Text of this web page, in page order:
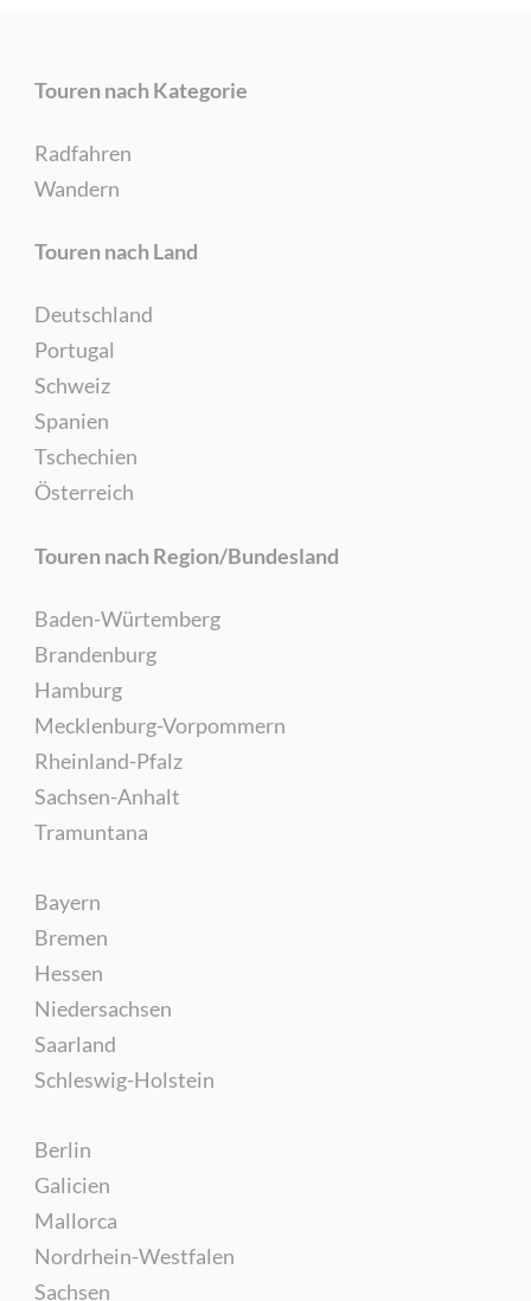
Touren nach Kategorie
Radfahren
Wandern
Touren nach Land
Deutschland
Portugal
Schweiz
Spanien
Tschechien
Österreich
Touren nach Region/Bundesland
Baden-Würtemberg
Brandenburg
Hamburg
Mecklenburg-Vorpommern
Rheinland-Pfalz
Sachsen-Anhalt
Tramuntana
Bayern
Bremen
Hessen
Niedersachsen
Saarland
Schleswig-Holstein
Berlin
Galicien
Mallorca
Nordrhein-Westfalen
Sachsen